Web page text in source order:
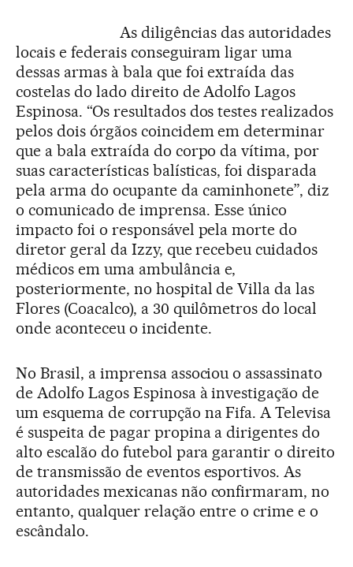
As diligências das autoridades
locais e federais conseguiram ligar uma
dessas armas à bala que foi extraída das
costelas do lado direito de Adolfo Lagos
Espinosa. “Os resultados dos testes realizados
pelos dois órgãos coincidem em determinar
que a bala extraída do corpo da vítima, por
suas características balísticas, foi disparada
pela arma do ocupante da caminhonete”, diz
o comunicado de imprensa. Esse único
impacto foi o responsável pela morte do
diretor geral da Izzy, que recebeu cuidados
médicos em uma ambulância e,
posteriormente, no hospital de Villa da las
Flores (Coacalco), a 30 quilômetros do local
onde aconteceu o incidente.
No Brasil, a imprensa associou o assassinato
de Adolfo Lagos Espinosa à investigação de
um esquema de corrupção na Fifa. A Televisa
é suspeita de pagar propina a dirigentes do
alto escalão do futebol para garantir o direito
de transmissão de eventos esportivos. As
autoridades mexicanas não confirmaram, no
entanto, qualquer relação entre o crime e o
escândalo.